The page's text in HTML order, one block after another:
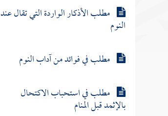
مطلب الأذكار الواردة التي تقال عند
النوم
مطلب في فوائد من آداب النوم
مطلب في استحباب الاكتحال
بالإثمد قبل المنام